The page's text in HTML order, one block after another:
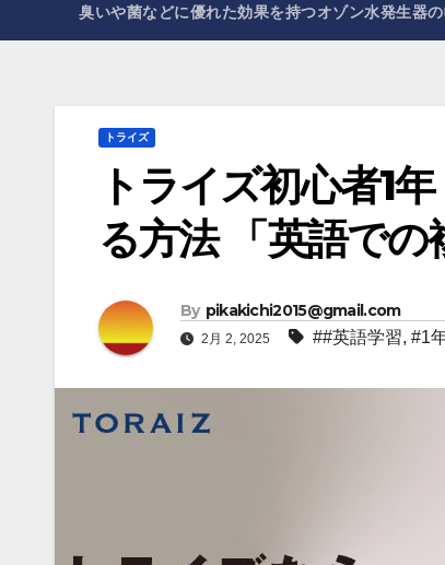
臭いや菌などに優れた効果を持つオゾン水発生器
トライズ
トライズ初心者1
る方法 「英語での
By pikakichi2015@gmail.com
2月 2, 2025 ##英語学習, #1